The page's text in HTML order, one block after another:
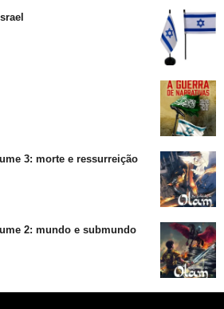
3: morte e ressurreição
2: mundo e submundo